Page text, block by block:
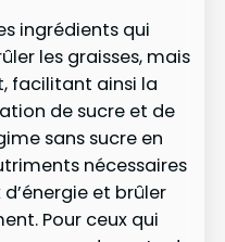
ingrédients qui
les graisses, mais
facilitant ainsi la
de sucre et de
sans sucre en
nécessaires
et brûler
Pour ceux qui